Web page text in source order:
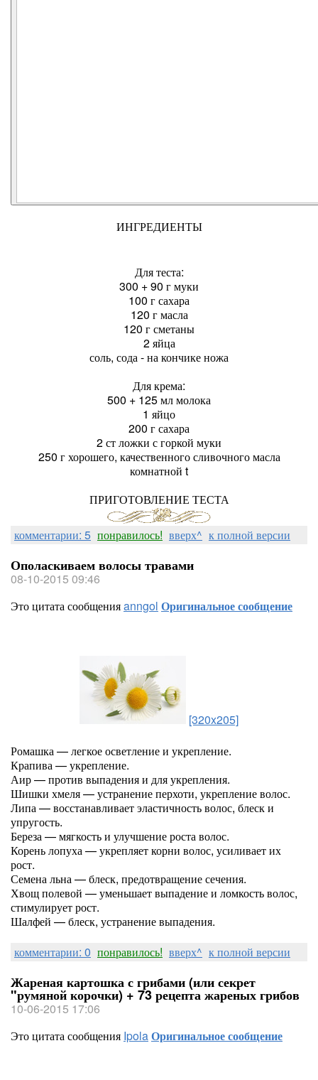
ИНГРЕДИЕНТЫ
Для теста:
300 + 90 г муки
100 г сахара
120 г масла
120 г сметаны
2 яйца
соль, сода - на кончике ножа
Для крема:
500 + 125 мл молока
1 яйцо
200 г сахара
2 ст ложки с горкой муки
250 г хорошего, качественного сливочного масла
комнатной t
ПРИГОТОВЛЕНИЕ ТЕСТА
комментарии: 5 понравилось! вверх^ к полной версии
Ополаскиваем волосы травами
08-10-2015 09:46
Это цитата сообщенияanngol Оригинальное сообщение
[320x205]
Ромашка — легкое осветление и укрепление.
Крапива — укрепление.
Аир — против выпадения и для укрепления.
Шишки хмеля — устранение перхоти, укрепление волос.
Липа — восстанавливает эластичность волос, блеск и
упругость.
Береза — мягкость и улучшение роста волос.
Корень лопуха — укрепляет корни волос, усиливает их
рост.
Семена льна — блеск, предотвращение сечения.
Хвощ полевой — уменьшает выпадение и ломкость волос,
стимулирует рост.
Шалфей — блеск, устранение выпадения.
комментарии: 0 понравилось! вверх^ к полной версии
Жареная картошка с грибами (или секрет
"румяной корочки) + 73 рецепта жареных грибов
10-06-2015 17:06
Это цитата сообщения IpolaОригинальное сообщение